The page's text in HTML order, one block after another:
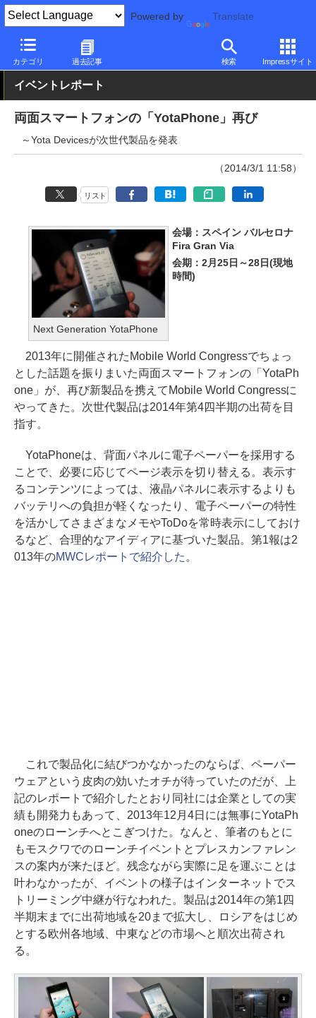
Powered by Translate
カテゴリ 過去記事 検索 Impressサイト
PC Watch パソコン/タブレット/スマートフォン スマートフォン
イベントレポート
両面スマートフォンの「YotaPhone」再び
～Yota Devicesが次世代製品を発表
（2014/3/1 11:58）
リスト
Next Generation YotaPhone
会場：スペイン バルセロナ
Fira Gran Via
会期：2月25日～28日(現地
時間)
2013年に開催されたMobile World Congressでちょっ
とした話題を振りまいた両面スマートフォンの「YotaPh
one」が、再び新製品を携えてMobile World Congressに
やってきた。次世代製品は2014年第4四半期の出荷を目
指す。
YotaPhoneは、背面パネルに電子ペーパーを採用する
ことで、必要に応じてページ表示を切り替える。表示す
るコンテンツによっては、液晶パネルに表示するよりも
バッテリへの負担が軽くなったり、電子ペーパーの特性
を活かしてさまざまなメモやToDoを常時表示にしておけ
るなど、合理的なアイディアに基づいた製品。第1報は2
013年のMWCレポートで紹介した 。
これで製品化に結びつかなかったのならば、ペーパー
ウェアという皮肉の効いたオチが待っていたのだが、上
記のレポートで紹介したとおり同社には企業としての実
績も開発力もあって、2013年12月4日には無事にYotaPh
oneのローンチへとこぎつけた。なんと、筆者のもとに
もモスクワでのローンチイベントとプレスカンファレン
スの案内が来たほど。残念ながら実際に足を運ぶことは
叶わなかったが、イベントの様子はインターネットでス
トリーミング中継が行なわれた。製品は2014年の第1四
半期末までに出荷地域を20まで拡大し、ロシアをはじめ
とする欧州各地域、中東などの市場へと順次出荷され
る。